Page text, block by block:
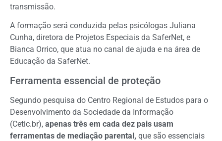
transmissão.
A formação será conduzida pelas psicólogas Juliana
Cunha, diretora de Projetos Especiais da SaferNet, e
Bianca Orrico, que atua no canal de ajuda e na área de
Educação da SaferNet.
Ferramenta essencial de proteção
Segundo pesquisa do Centro Regional de Estudos para o
Desenvolvimento da Sociedade da Informação
(Cetic.br), apenas três em cada dez pais usam
ferramentas de mediação parental, que são essenciais